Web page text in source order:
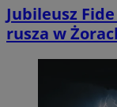
Jubileusz
rusza w